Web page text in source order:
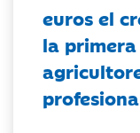
euros el
la